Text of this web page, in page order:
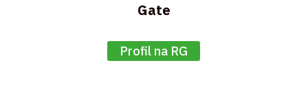
Gate
Profil na RG